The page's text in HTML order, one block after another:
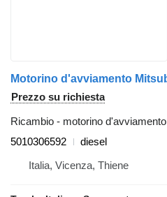
Prezzo su richiesta
Ricambio - motorino d'avviamento
5010306592
diesel
Italia, Vicenza, Thiene